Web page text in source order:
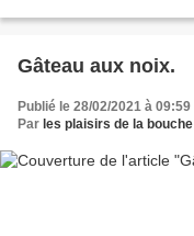
Gâteau aux noix.
Publié le 28/02/2021 à 09:59
Par les plaisirs de la bouche